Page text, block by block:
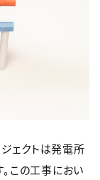
ェクトは発電所
この工事におい